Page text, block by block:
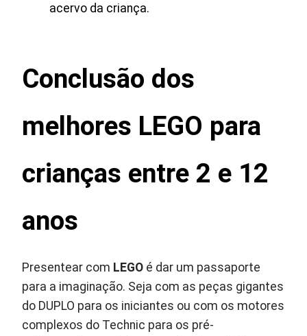
acervo da criança.
Conclusão dos
melhores LEGO para
crianças entre 2 e 12
anos
Presentear com LEGO é dar um passaporte
para a imaginação. Seja com as peças gigantes
do DUPLO para os iniciantes ou com os motores
complexos do Technic para os pré-